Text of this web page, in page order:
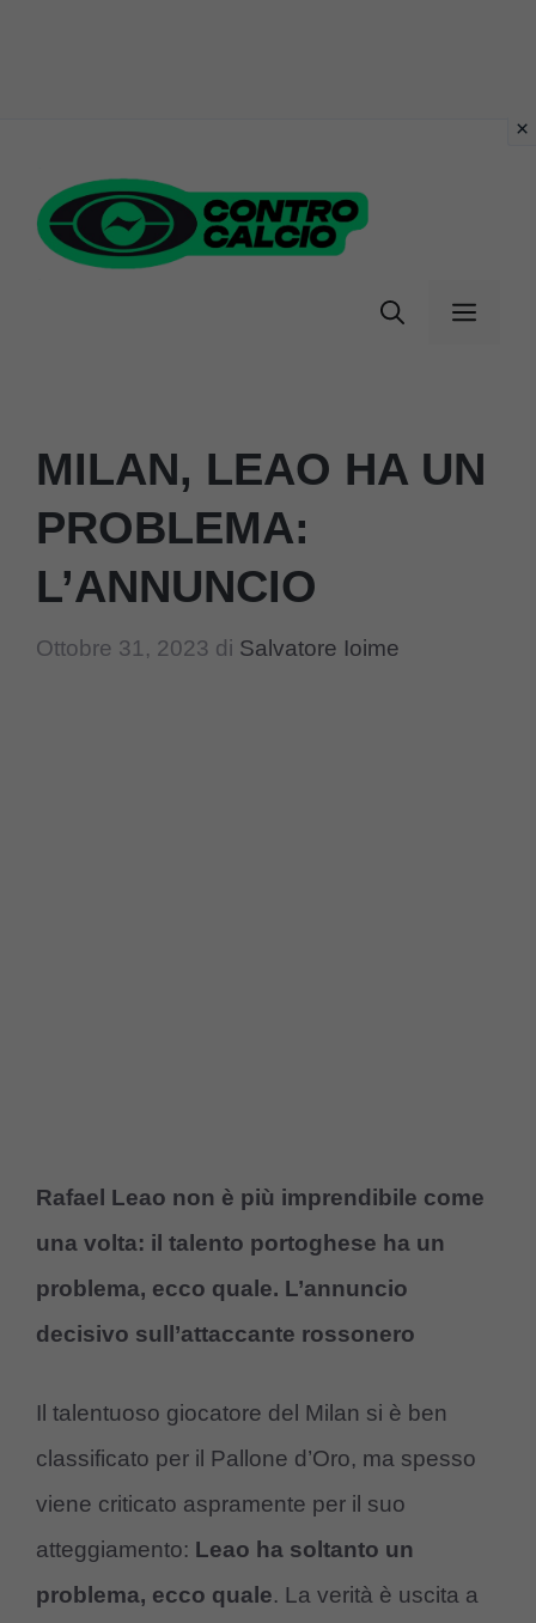
contenuto
Menu
MILAN, LEAO HA UN
PROBLEMA:
L’ANNUNCIO
Ottobre 31, 2023 di Salvatore Ioime
Rafael Leao non è più imprendibile come
una volta: il talento portoghese ha un
problema, ecco quale. L’annuncio
decisivo sull’attaccante rossonero
Il talentuoso giocatore del Milan si è ben
classificato per il Pallone d’Oro, ma spesso
viene criticato aspramente per il suo
atteggiamento: Leao ha soltanto un
problema, ecco quale. La verità è uscita a